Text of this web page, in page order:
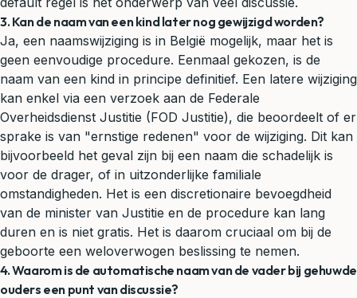
3. Kan de naam van een kind later nog gewijzigd worden?
Ja, een naamswijziging is in België mogelijk, maar het is
geen eenvoudige procedure. Eenmaal gekozen, is de
naam van een kind in principe definitief. Een latere wijziging
kan enkel via een verzoek aan de Federale
Overheidsdienst Justitie (FOD Justitie), die beoordeelt of er
sprake is van "ernstige redenen" voor de wijziging. Dit kan
bijvoorbeeld het geval zijn bij een naam die schadelijk is
voor de drager, of in uitzonderlijke familiale
omstandigheden. Het is een discretionaire bevoegdheid
van de minister van Justitie en de procedure kan lang
duren en is niet gratis. Het is daarom cruciaal om bij de
geboorte een weloverwogen beslissing te nemen.
4. Waarom is de automatische naam van de vader bij gehuwde
ouders een punt van discussie?